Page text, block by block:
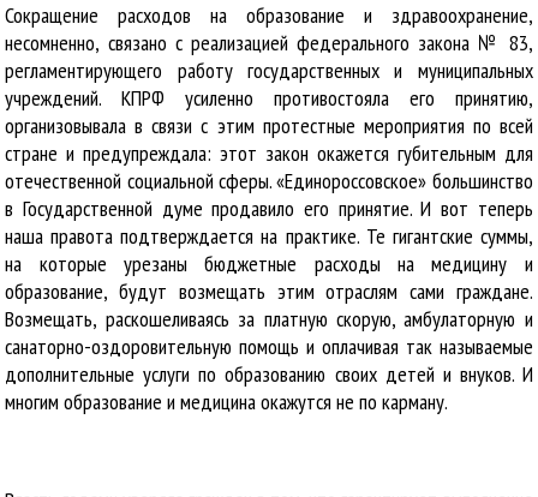
Сокращение расходов на образование и здравоохранение,
несомненно, связано с реализацией федерального закона № 83,
регламентирующего работу государственных и муниципальных
учреждений. КПРФ усиленно противостояла его принятию,
организовывала в связи с этим протестные мероприятия по всей
стране и предупреждала: этот закон окажется губительным для
отечественной социальной сферы. «Единороссовское» большинство
в Государственной думе продавило его принятие. И вот теперь
наша правота подтверждается на практике. Те гигантские суммы,
на которые урезаны бюджетные расходы на медицину и
образование, будут возмещать этим отраслям сами граждане.
Возмещать, раскошеливаясь за платную скорую, амбулаторную и
санаторно-оздоровительную помощь и оплачивая так называемые
дополнительные услуги по образованию своих детей и внуков. И
многим образование и медицина окажутся не по карману.